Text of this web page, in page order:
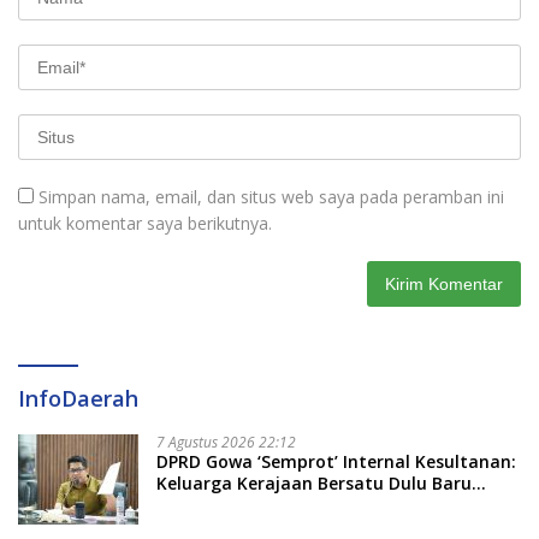
Simpan nama, email, dan situs web saya pada peramban ini
untuk komentar saya berikutnya.
InfoDaerah
7 Agustus 2026 22:12
DPRD Gowa ‘Semprot’ Internal Kesultanan:
Keluarga Kerajaan Bersatu Dulu Baru